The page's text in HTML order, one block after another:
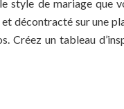
de mariage que
décontracté sur une
Créez un tableau